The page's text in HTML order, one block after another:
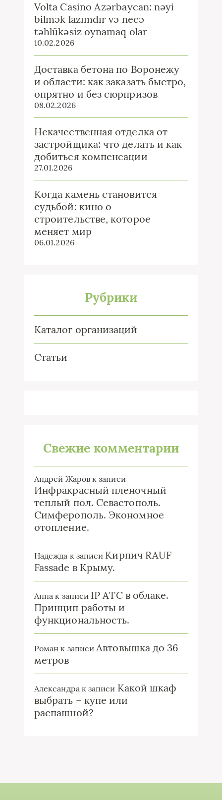
Volta Casino Azərbaycan: nəyi
bilmək lazımdır və necə
təhlükəsiz oynamaq olar
10.02.2026
Доставка бетона по Воронежу
и области: как заказать быстро,
опрятно и без сюрпризов
08.02.2026
Некачественная отделка от
застройщика: что делать и как
добиться компенсации
27.01.2026
Когда камень становится
судьбой: кино о
строительстве, которое
меняет мир
06.01.2026
Рубрики
Каталог организаций
Статьи
Свежие комментарии
Андрей Жаровк записи
Инфракрасный пленочный
теплый пол. Севастополь.
Симферополь. Экономное
отопление.
Надежда к записи Кирпич RAUF
Fassade в Крыму.
Анна к записи IP ATC в облаке.
Принцип работы и
функциональность.
Роман к записиАвтовышка до 36
метров
Александрак записи Какой шкаф
выбрать – купе или
распашной?